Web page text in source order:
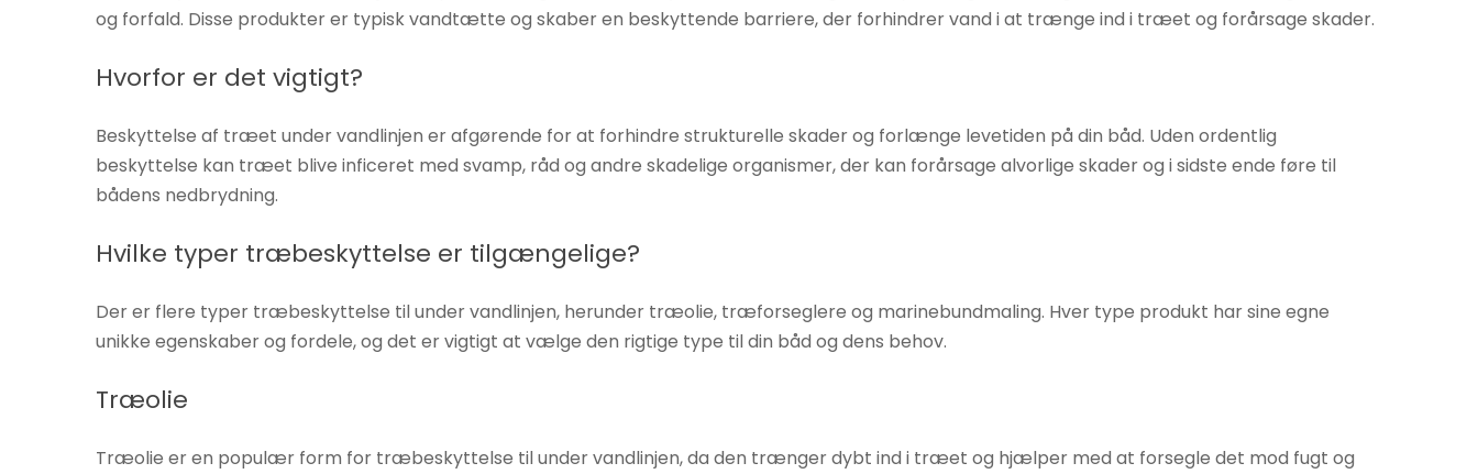
og forfald. Disse produkter er typisk vandtætte og skaber en beskyttende barriere, der forhindrer vand i at trænge ind i træet og forårsage skader.
Hvorfor er det vigtigt?
Beskyttelse af træet under vandlinjen er afgørende for at forhindre strukturelle skader og forlænge levetiden på din båd. Uden ordentlig
beskyttelse kan træet blive inficeret med svamp, råd og andre skadelige organismer, der kan forårsage alvorlige skader og i sidste ende føre til
bådens nedbrydning.
Hvilke typer træbeskyttelse er tilgængelige?
Der er flere typer træbeskyttelse til under vandlinjen, herunder træolie, træforseglere og marinebundmaling. Hver type produkt har sine egne
unikke egenskaber og fordele, og det er vigtigt at vælge den rigtige type til din båd og dens behov.
Træolie
Træolie er en populær form for træbeskyttelse til under vandlinjen, da den trænger dybt ind i træet og hjælper med at forsegle det mod fugt og
funktioner fra
Marketing
dele dine
adfærd,
besøger
vores side,
chancen
personligt